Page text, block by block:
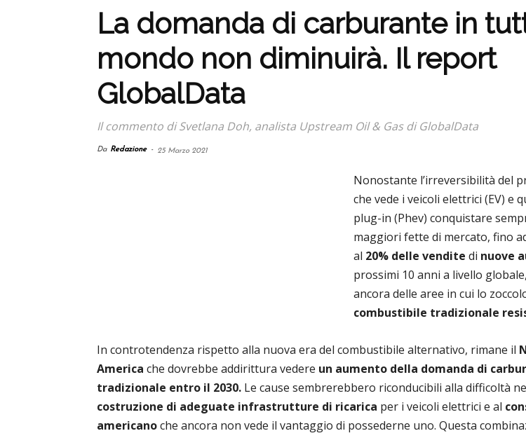
La domanda di carburante in
mondo non diminuirà. Il report
GlobalData
Il commento di Svetlana Doh, analista Upstream Oil & Gas di GlobalData
Da Redazione - 25 Marzo 2021
Nonostante l’irreversibilità del
che vede i veicoli elettrici (EV) e
plug-in (Phev) conquistare
maggiori fette di mercato, fino
al 20% delle vendite di nuove
prossimi 10 anni a livello
ancora delle aree in cui lo
combustibile tradizionale
In controtendenza rispetto alla nuova era del combustibile alternativo, rimane il
America che dovrebbe addirittura vedere un aumento della domanda di
tradizionale entro il 2030. Le cause sembrerebbero riconducibili alla difficoltà
costruzione di adeguate infrastrutture di ricarica per i veicoli elettrici e al
americanoche ancora non vede il vantaggio di possederne uno. Questa